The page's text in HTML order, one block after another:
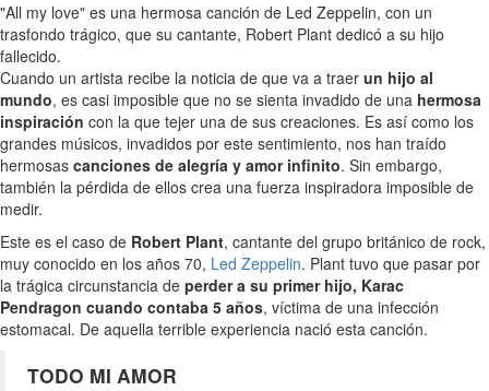
"All my love" es una hermosa canción de Led Zeppelin, con un
trasfondo trágico, que su cantante, Robert Plant dedicó a su hijo
fallecido.
Cuando un artista recibe la noticia de que va a traer un hijo al
mundo, es casi imposible que no se sienta invadido de una hermosa
inspiración con la que tejer una de sus creaciones. Es así como los
grandes músicos, invadidos por este sentimiento, nos han traído
hermosas canciones de alegría y amor infinito. Sin embargo,
también la pérdida de ellos crea una fuerza inspiradora imposible de
medir.
Este es el caso de Robert Plant, cantante del grupo británico de rock,
muy conocido en los años 70, Led Zeppelin. Plant tuvo que pasar por
la trágica circunstancia de perder a su primer hijo, Karac
Pendragon cuando contaba 5 años, víctima de una infección
estomacal. De aquella terrible experiencia nació esta canción.
TODO MI AMOR